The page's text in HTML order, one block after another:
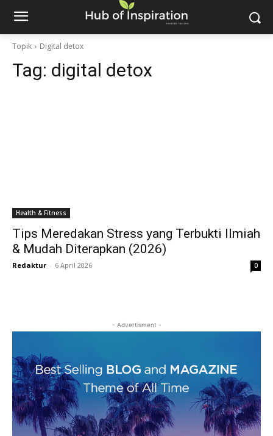
Topik Digital detox
Tag: digital detox
Health & Fitness
Tips Meredakan Stress yang Terbukti Ilmiah
& Mudah Diterapkan (2026)
Redaktur - 6 April 2026 0
- Advertisment -